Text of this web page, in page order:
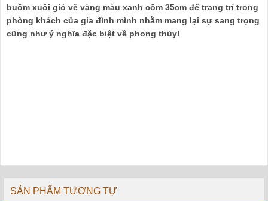
buồm xuôi gió vẽ vàng màu xanh cốm 35cm để trang trí trong
phòng khách của gia đình mình nhằm mang lại sự sang trọng
cũng như ý nghĩa đặc biệt về phong thủy!
SẢN PHẨM TƯƠNG TỰ